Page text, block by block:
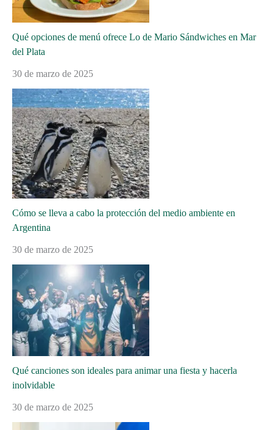
Qué opciones de menú ofrece Lo de Mario Sándwiches en Mar
del Plata
30 de marzo de 2025
Cómo se lleva a cabo la protección del medio ambiente en
Argentina
30 de marzo de 2025
Qué canciones son ideales para animar una fiesta y hacerla
inolvidable
30 de marzo de 2025